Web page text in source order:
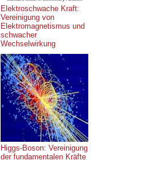
Elektroschwache Kraft:
Vereinigung von
Elektromagnetismus und
schwacher
Wechselwirkung
Higgs-Boson: Vereinigung
der fundamentalen Kräfte